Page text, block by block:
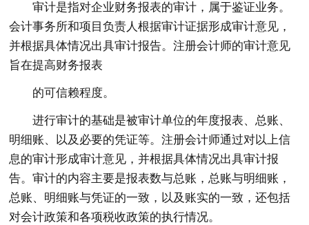
审计是指对企业财务报表的审计，属于鉴证业务。
会计事务所和项目负责人根据审计证据形成审计意见，
并根据具体情况出具审计报告。注册会计师的审计意见
旨在提高财务报表
的可信赖程度。
进行审计的基础是被审计单位的年度报表、总账、
明细账、以及必要的凭证等。注册会计师通过对以上信
息的审计形成审计意见，并根据具体情况出具审计报
告。审计的内容主要是报表数与总账，总账与明细账，
总账、明细账与凭证的一致，以及账实的一致，还包括
对会计政策和各项税收政策的执行情况。